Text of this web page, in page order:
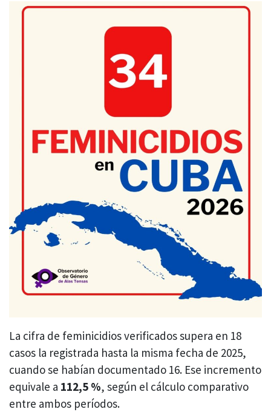
La cifra de feminicidios verificados supera en 18
casos la registrada hasta la misma fecha de 2025,
cuando se habían documentado 16. Ese incremento
equivale a 112,5 %, según el cálculo comparativo
entre ambos períodos.